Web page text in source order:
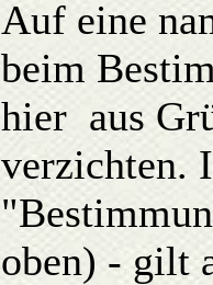
Auf eine
beim
hier aus
verzichten.
oben) - gilt